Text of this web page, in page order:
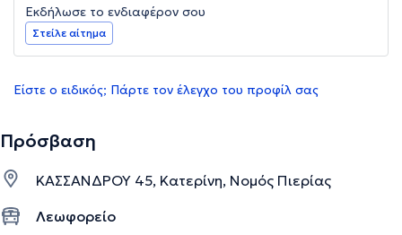
Εκδήλωσε το ενδιαφέρον σου
Στείλε αίτημα
Είστε ο ειδικός; Πάρτε τον έλεγχο του προφίλ σας
Πρόσβαση
ΚΑΣΣΑΝΔΡΟΥ 45, Κατερίνη, Νομός Πιερίας
Λεωφορείο